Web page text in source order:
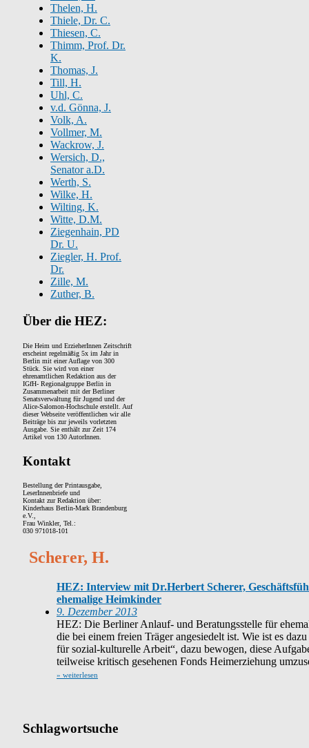
Thelen, H.
Thiele, Dr. C.
Thiesen, C.
Thimm, Prof. Dr.
K.
Thomas, J.
Till, H.
Uhl, C.
v.d. Gönna, J.
Volk, A.
Vollmer, M.
Wackrow, J.
Wersich, D.,
Senator a.D.
Werth, S.
Wilke, H.
Wilting, K.
Witte, D.M.
Ziegenhain, PD
Dr. U.
Ziegler, H. Prof.
Dr.
Zille, M.
Zuther, B.
Über die HEZ:
Die Heim und ErzieherInnen Zeitschrift
erscheint regelmäßig 5x im Jahr in
Berlin mit einer Auflage von 300
Stück. Sie wird von einer
ehrenamtlichen Redaktion aus der
IGfH- Regionalgruppe Berlin in
Zusammenarbeit mit der Berliner
Senatsverwaltung für Jugend und der
Alice-Salomon-Hochschule erstellt. Auf
dieser Webseite veröffentlichen wir alle
Beiträge bis zur jeweils vorletzten
Ausgabe. Sie enthält zur Zeit 174
Artikel von 130 AutorInnen.
Kontakt
Bestellung der Printausgabe,
LeserInnenbriefe und
Kontakt zur Redaktion über:
Kinderhaus Berlin-Mark Brandenburg
e.V.,
Frau Winkler, Tel.:
030 971018-101
Scherer, H.
HEZ: Interview mit Dr.Herbert Scherer,
ehemalige Heimkinder
9. Dezember 2013
HEZ: Die Berliner Anlauf- und Beratungsstelle für
die bei einem freien Träger angesiedelt ist. Wie ist es
für sozial-kulturelle Arbeit“, dazu bewogen, diese
teilweise kritisch gesehenen Fonds Heimerziehung
» weiterlesen
Schlagwortsuche